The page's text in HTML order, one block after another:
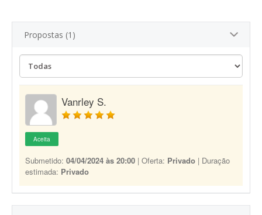
Propostas (1)
Vanrley S.
Aceita
Submetido: 04/04/2024 às 20:00 | Oferta: Privado | Duração
estimada: Privado